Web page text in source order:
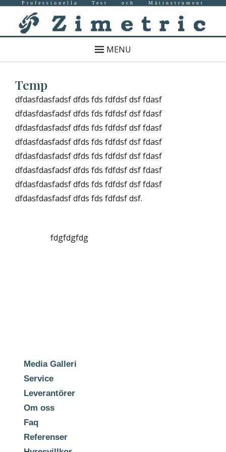
Professionella Test och Mätinstrument
MENU
Temp
dfdasfdasfadsf dfds fds fdfdsf dsf fdasf
dfdasfdasfadsf dfds fds fdfdsf dsf fdasf
dfdasfdasfadsf dfds fds fdfdsf dsf fdasf
dfdasfdasfadsf dfds fds fdfdsf dsf fdasf
dfdasfdasfadsf dfds fds fdfdsf dsf fdasf
dfdasfdasfadsf dfds fds fdfdsf dsf fdasf
dfdasfdasfadsf dfds fds fdfdsf dsf fdasf
dfdasfdasfadsf dfds fds fdfdsf dsf.
fdgfdgfdg
Media Galleri
Service
Leverantörer
Om oss
Faq
Referenser